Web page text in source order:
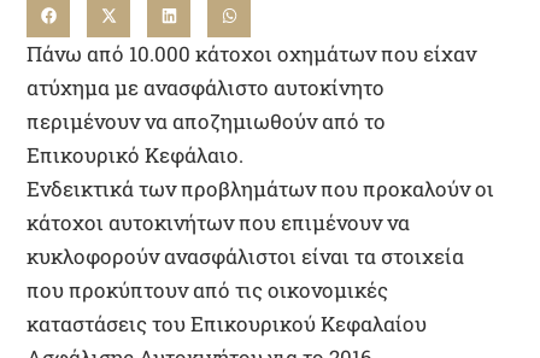
Πάνω από 10.000 κάτοχοι οχημάτων που είχαν
ατύχημα με ανασφάλιστο αυτοκίνητο
περιμένουν να αποζημιωθούν από το
Επικουρικό Κεφάλαιο.
Ενδεικτικά των προβλημάτων που προκαλούν οι
κάτοχοι αυτοκινήτων που επιμένουν να
κυκλοφορούν ανασφάλιστοι είναι τα στοιχεία
που προκύπτουν από τις οικονομικές
καταστάσεις του Επικουρικού Κεφαλαίου